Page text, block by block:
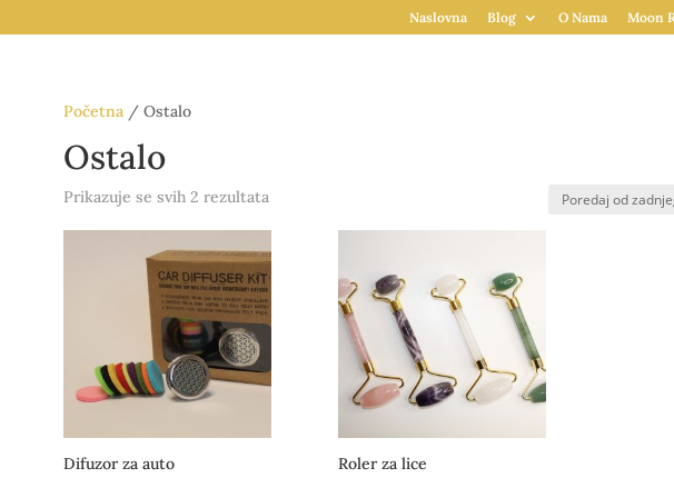
Naslovna Blog O Nama Moon
Početna/ Ostalo
Ostalo
Prikazuje se svih 2 rezultataPoredano
najnovijem
Difuzor za auto
Roler za lice